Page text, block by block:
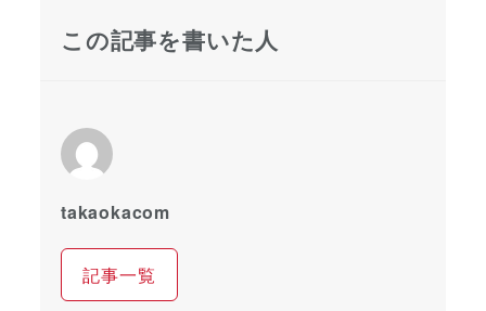
この記事を書いた人
takaokacom
記事一覧